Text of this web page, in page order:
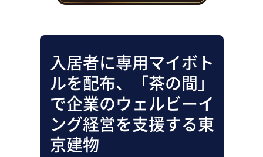
入居者に専用マイボト
ルを配布、「茶の間」
で企業のウェルビーイ
ング経営を支援する東
京建物